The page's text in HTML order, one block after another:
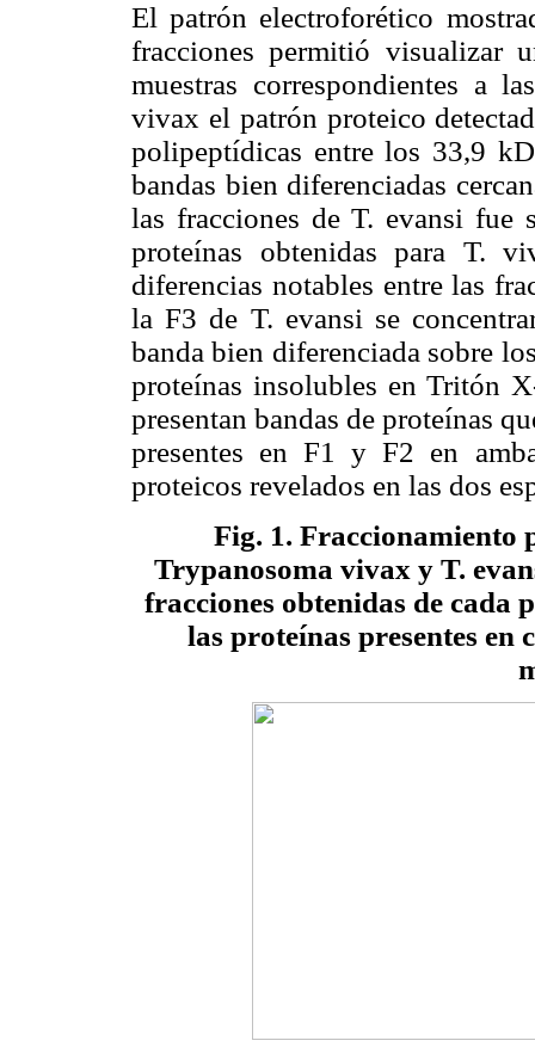
El patrón electroforético
fracciones permitió visualizar
muestras correspondientes a
vivax el patrón proteico
polipeptídicas entre los 33,9
bandas bien diferenciadas
las fracciones de T. evansi fue
proteínas obtenidas para T.
diferencias notables entre las
la F3 de T. evansi se
banda bien diferenciada sobre
proteínas insolubles en Tritón
presentan bandas de proteínas
presentes en F1 y F2 en
proteicos revelados en las dos
Fig. 1. Fraccionamiento
Trypanosoma vivax y T.
fracciones obtenidas de cada
las proteínas presentes en